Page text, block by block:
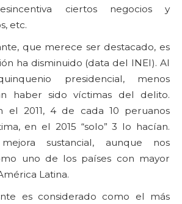
ciertos negocios y
etc.
que merece ser destacado, es
ha disminuido (data del INEI). Al
presidencial, menos
haber sido víctimas del delito.
el 2011, 4 de cada 10 peruanos
en el 2015 “solo” 3 lo hacían.
sustancial, aunque nos
uno de los países con mayor
Latina.
es considerado como el más